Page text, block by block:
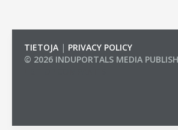
TIETOJA | PRIVACY POLICY
© 2026 INDUPORTALS MEDIA